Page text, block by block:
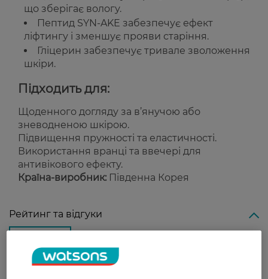
що зберігає вологу.
Пептид SYN-AKE забезпечує ефект
ліфтингу і зменшує прояви старіння.
Гліцерин забезпечує тривале зволоження
шкіри.
Підходить для:
Щоденного догляду за в’янучою або
зневодненою шкірою.
Підвищення пружності та еластичності.
Використання вранці та ввечері для
антивікового ефекту.
Країна-виробник: Південна Корея
Рейтинг та відгуки
0 0 відгуків